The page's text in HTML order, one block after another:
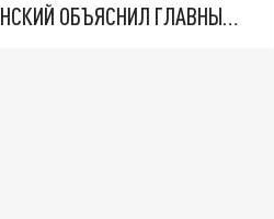
"МЫ ВАС ЗАСТАВИМ": ЖУТКИЕ ДЕТАЛИ ОХОТЫ НА ГЕНЕРАЛА. ЗЕЛЕНСКИЙ ОБЪЯСНИЛ ГЛАВНЫЙ СМЫСЛ ТЕРАКТА В ЦЕНТРЕ МОСКВЫ